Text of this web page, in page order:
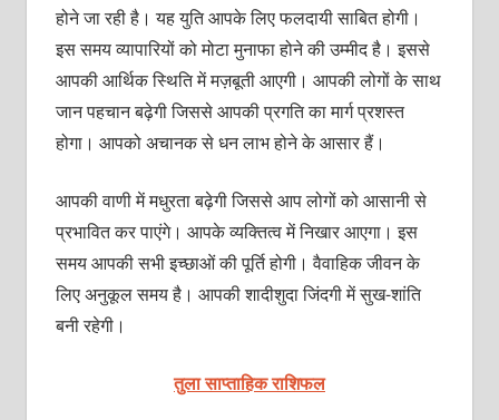
होने जा रही है। यह युति आपके लिए फलदायी साबित होगी।
इस समय व्‍यापारियों को मोटा मुनाफा होने की उम्‍मीद है। इससे
आपकी आर्थिक स्थिति में मज़बूती आएगी। आपकी लोगों के साथ
जान पहचान बढ़ेगी जिससे आपकी प्रगति का मार्ग प्रशस्‍त
होगा। आपको अचानक से धन लाभ होने के आसार हैं।
आपकी वाणी में मधुरता बढ़ेगी जिससे आप लोगों को आसानी से
प्रभावित कर पाएंगे। आपके व्‍यक्‍तित्‍व में निखार आएगा। इस
समय आपकी सभी इच्‍छाओं की पूर्ति होगी। वैवाहिक जीवन के
लिए अनुकूल समय है। आपकी शादीशुदा जिंदगी में सुख-शांति
बनी रहेगी।
तुला साप्ताहिक राशिफल